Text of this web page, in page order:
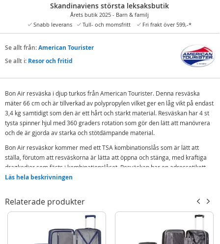
Skandinaviens största leksaksbutik
Årets butik 2025 - Barn & familj
Snabb leverans
Tull- och momsfritt Fri frakt över 599,-*
Se allt från:American Tourister
Se allt i: Resor och fritid
Bon Air resväska i djup turkos från American Tourister. Denna resväska
mäter 66 cm och är tillverkad av polypropylen vilket ger en låg vikt på endast
3,4 kg samtidigt som den är ett hårt och starkt material. Resväskan har 4 st
tysta spinner hjul med 360 graders rotation som gör den lätt att manövrera
och de är gjorda av starka och stötdämpande material.
Bon Air resväskor kommer med ett TSA kombinationslås som är lätt att
ställa, förutom att resväskorna är lätta att öppna och stänga, med kraftiga
dragkedjor som fästs i kombinationslåset. Resväskan har en adressetikett
som är väl dold på baksidan.
Lås: TSA-lås
Topp- och sidohandtag
4 x 360°spinner hjul
Läs hela beskrivningen
Relaterade produkter